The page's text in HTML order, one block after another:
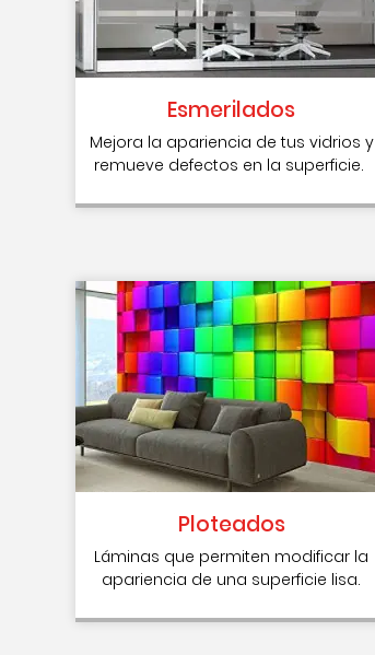
Esmerilados
Mejora la apariencia de tus vidrios y
remueve defectos en la superficie.
Ploteados
Láminas que permiten modificar la
apariencia de una superficie lisa.